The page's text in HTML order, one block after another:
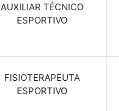
AUXILIAR TÉCNICO
ESPORTIVO
FISIOTERAPEUTA
ESPORTIVO